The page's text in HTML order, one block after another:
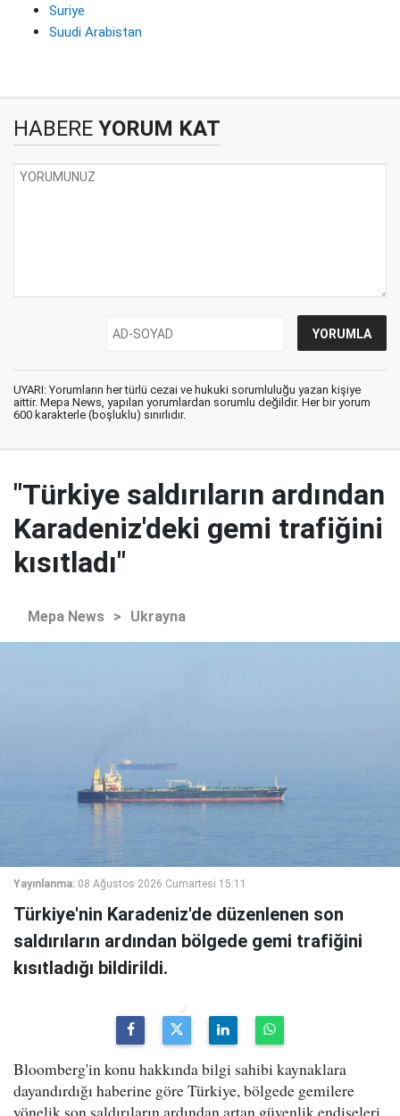
Suriye
Suudi Arabistan
HABERE YORUM KAT
UYARI: Yorumların her türlü cezai ve hukuki sorumluluğu yazan kişiye
aittir. Mepa News, yapılan yorumlardan sorumlu değildir. Her bir yorum
600 karakterle (boşluklu) sınırlıdır.
"Türkiye saldırıların ardından
Karadeniz'deki gemi trafiğini
kısıtladı"
Mepa News > Ukrayna
Yayınlanma: 08 Ağustos 2026 Cumartesi 15:11
Türkiye'nin Karadeniz'de düzenlenen son
saldırıların ardından bölgede gemi trafiğini
kısıtladığı bildirildi.
Bloomberg'in konu hakkında bilgi sahibi kaynaklara
dayandırdığı haberine göre Türkiye, bölgede gemilere
yönelik son saldırıların ardından artan güvenlik endişeleri